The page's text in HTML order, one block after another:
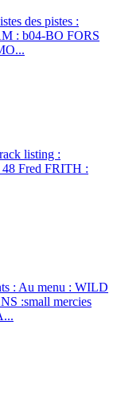
des pistes :
: b04-BO FORS
listing :
Fred FRITH :
: Au menu : WILD
:small mercies